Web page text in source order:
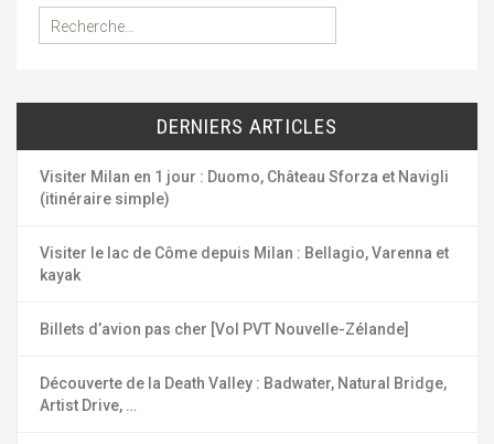
e
e
c
h
e
:
DERNIERS ARTICLES
Visiter Milan en 1 jour : Duomo, Château Sforza et Navigli
(itinéraire simple)
Visiter le lac de Côme depuis Milan : Bellagio, Varenna et
kayak
Billets d’avion pas cher [Vol PVT Nouvelle-Zélande]
Découverte de la Death Valley : Badwater, Natural Bridge,
Artist Drive, …